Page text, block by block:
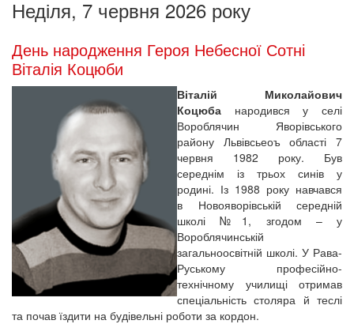
Неділя, 7 червня 2026 року
День народження Героя Небесної Сотні
Віталія Коцюби
Віталій Миколайович
Коцюба народився у селі
Вороблячин Яворівського
району Львівсьеоъ області 7
червня 1982 року. Був
середнім із трьох синів у
родині. Із 1988 року навчався
в Новояворівській середній
школі №1, згодом – у
Вороблячинській
загальноосвітній школі. У Рава-
Руському професійно-
технічному училищі отримав
спеціальність столяра й теслі
та почав їздити на будівельні роботи за кордон.